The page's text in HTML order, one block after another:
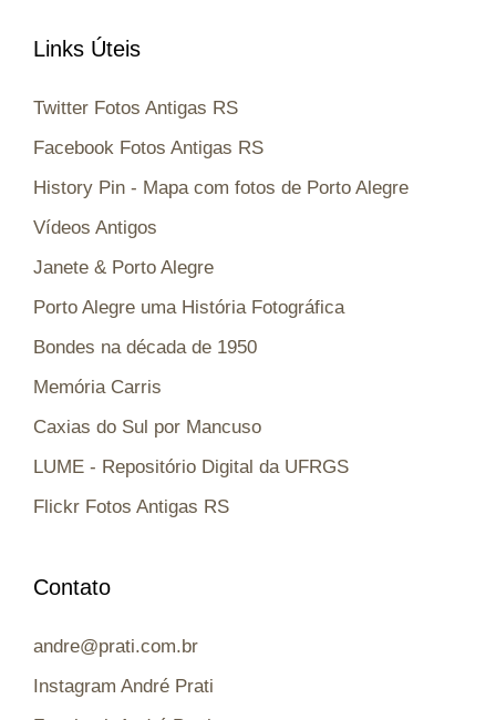
Links Úteis
Twitter Fotos Antigas RS
Facebook Fotos Antigas RS
History Pin - Mapa com fotos de Porto Alegre
Vídeos Antigos
Janete & Porto Alegre
Porto Alegre uma História Fotográfica
Bondes na década de 1950
Memória Carris
Caxias do Sul por Mancuso
LUME - Repositório Digital da UFRGS
Flickr Fotos Antigas RS
Contato
andre@prati.com.br
Instagram André Prati